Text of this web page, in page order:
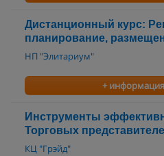
Дистанционный курс:
планирование,
НП "Элитариум"
+
Инструменты
Торговых
КЦ "Грэйд"